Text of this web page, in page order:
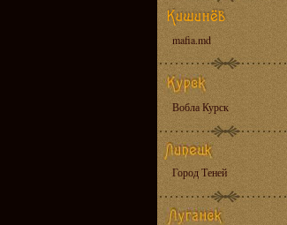
mafia.md
Вобла Курск
Город Теней